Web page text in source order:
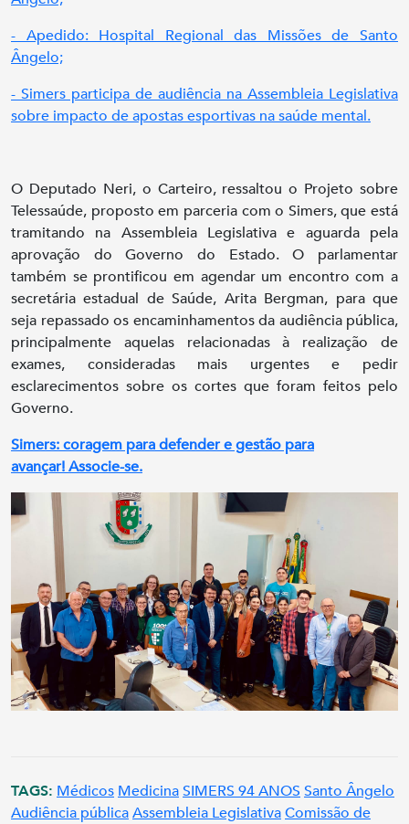
- Apedido: Hospital Regional das Missões de Santo
Ângelo;
- Simers participa de audiência na Assembleia Legislativa
sobre impacto de apostas esportivas na saúde mental.
O Deputado Neri, o Carteiro, ressaltou o Projeto sobre
Telessaúde, proposto em parceria com o Simers, que está
tramitando na Assembleia Legislativa e aguarda pela
aprovação do Governo do Estado. O parlamentar
também se prontificou em agendar um encontro com a
secretária estadual de Saúde, Arita Bergman, para que
seja repassado os encaminhamentos da audiência pública,
principalmente aquelas relacionadas à realização de
exames, consideradas mais urgentes e pedir
esclarecimentos sobre os cortes que foram feitos pelo
Governo.
Simers: coragem para defender e gestão para
avançar! Associe-se.
TAGS: Médicos MedicinaSIMERS 94 ANOS Santo Ângelo
Audiência públicaAssembleia LegislativaComissão de